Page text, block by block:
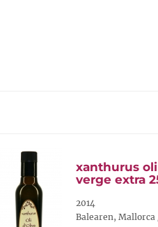
xanthurus
verge extra
2014
Balearen, Mallorca